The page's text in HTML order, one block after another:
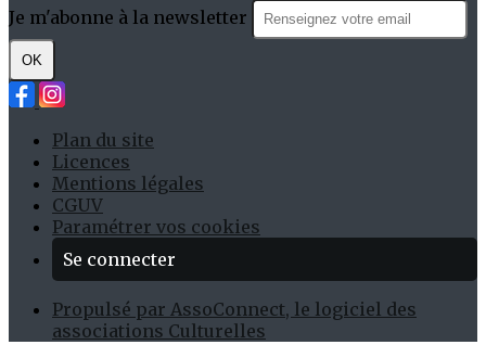
Je m'abonne à la newsletter
OK
Plan du site
Licences
Mentions légales
CGUV
Paramétrer vos cookies
Se connecter
Propulsé par AssoConnect, le logiciel des
associations Culturelles